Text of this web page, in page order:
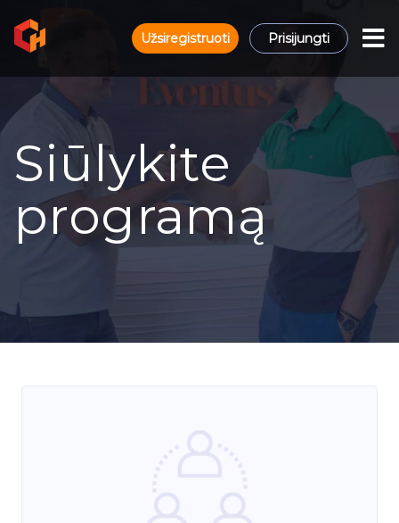
Užsiregistruoti Prisijungti
Siūlykite
programą